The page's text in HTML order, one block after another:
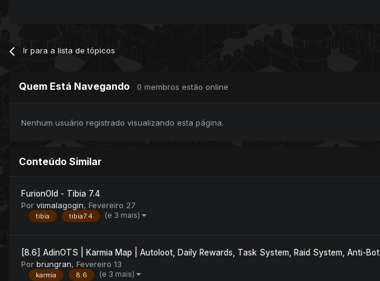
Ir para a lista de tópicos
Quem Está Navegando 0 membros estão online
Nenhum usuário registrado visualizando esta página.
Conteúdo Similar
FurionOld - Tibia 7.4
Por viimalagogin, Fevereiro 27
tibia tibia7.4 (e 3 mais)
[8.6] AdinOTS | Karmia Map | Autoloot, Daily Rewards, Task System, Raid System, Anti-Bot
Por brungran, Fevereiro 13
karmia 8.6 (e 3 mais)